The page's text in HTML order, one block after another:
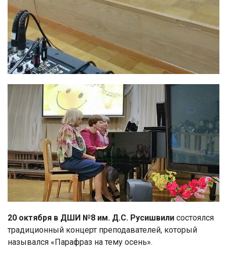
20 октября в ДШИ №8 им. Д.С. Русишвили состоялся
традиционный концерт преподавателей, который
назывался «Парафраз на тему осень».